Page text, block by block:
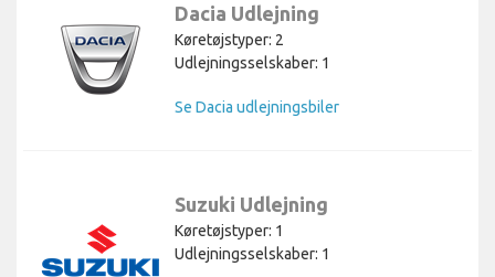
Dacia Udlejning
Køretøjstyper: 2
Udlejningsselskaber: 1
Se Dacia udlejningsbiler
Suzuki Udlejning
Køretøjstyper: 1
Udlejningsselskaber: 1